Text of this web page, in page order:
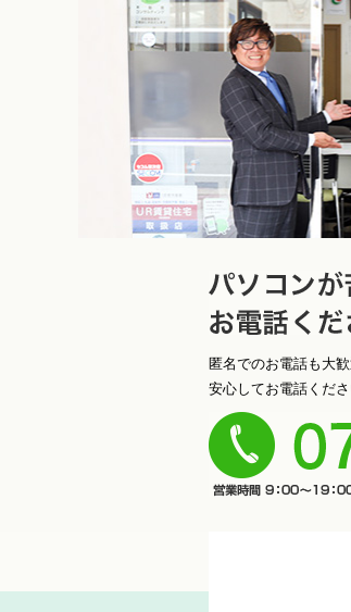
ソコンが苦手
さい！
匿名でのお電話も大
安心してお電話くださ